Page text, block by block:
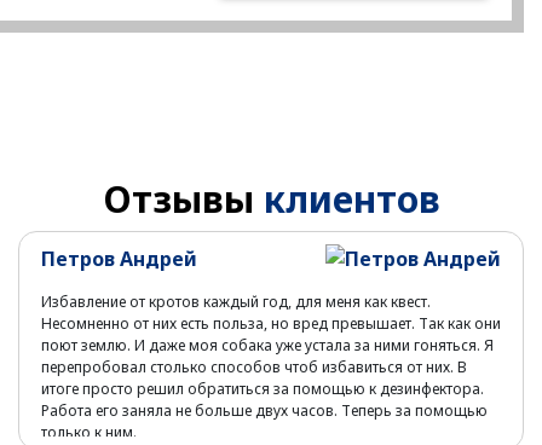
Отзывы клиентов
Петров Андрей
Избавление от кротов каждый год, для меня как квест.
Несомненно от них есть польза, но вред превышает. Так как они
поют землю. И даже моя собака уже устала за ними гоняться. Я
перепробовал столько способов чтоб избавиться от них. В
итоге просто решил обратиться за помощью к дезинфектора.
Работа его заняла не больше двух часов. Теперь за помощью
только к ним.